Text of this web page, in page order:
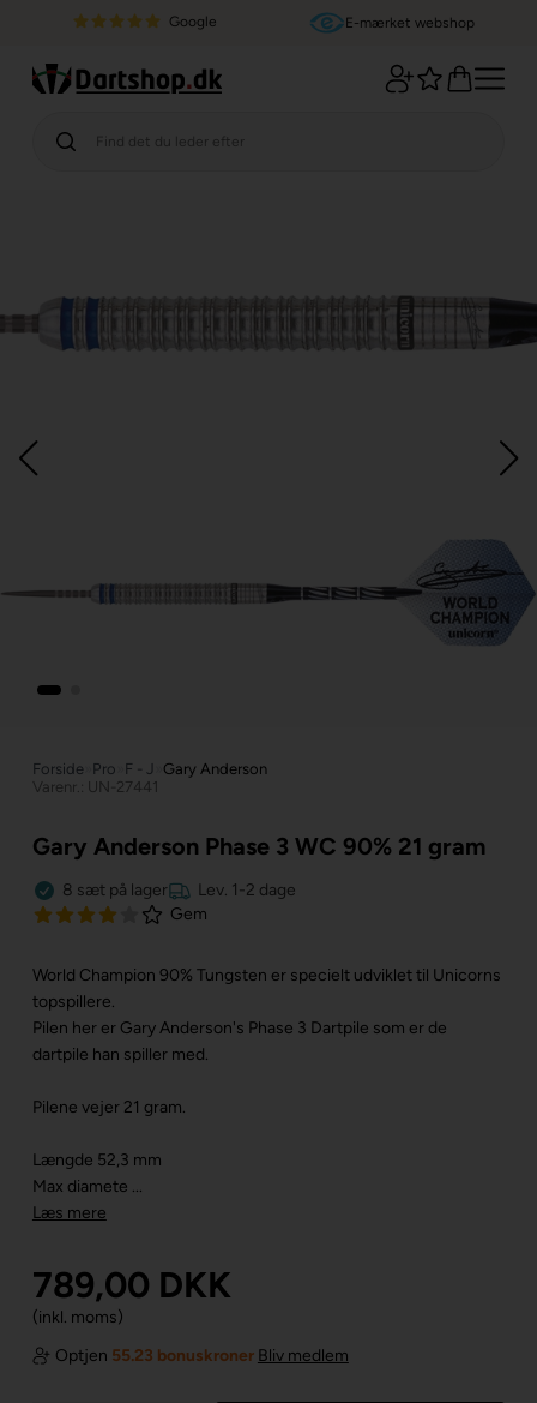
Google E-mærket webshop
Forside Pro F - J
Gary Anderson
Varenr.: UN-27441
Gary Anderson Phase 3 WC 90% 21 gram
8 sæt på lager
Lev. 1-2 dage
Gem
World Champion 90% Tungsten er specielt udviklet til Unicorns
topspillere.
Pilen her er Gary Anderson's Phase 3 Dartpile som er de
dartpile han spiller med.
Pilene vejer 21 gram.
Længde 52,3 mm
Max diamete ...
Læs mere
789,00 DKK
(inkl. moms)
Optjen 55.23 bonuskroner Bliv medlem